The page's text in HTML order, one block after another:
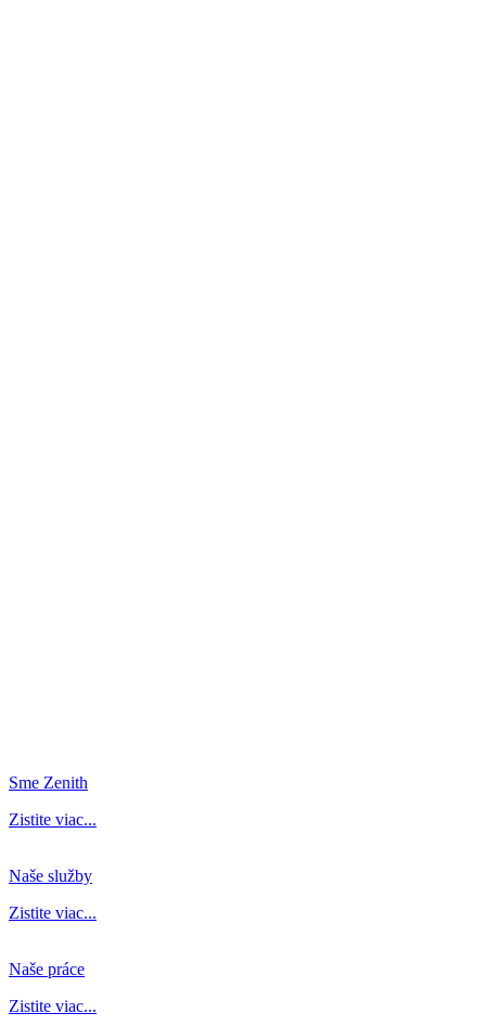
Sme Zenith
Zistite viac...
Naše služby
Zistite viac...
Naše práce
Zistite viac...